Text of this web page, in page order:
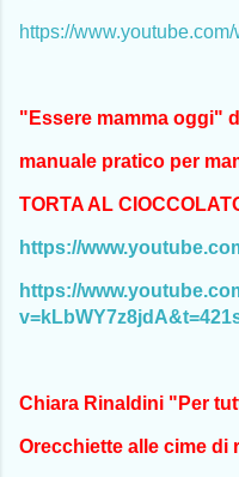
https://
"Essere mamma oggi"
manuale pratico per
TORTA AL
https://
https://
Chiara Rinaldini "Per
Orecchiette alle cime di